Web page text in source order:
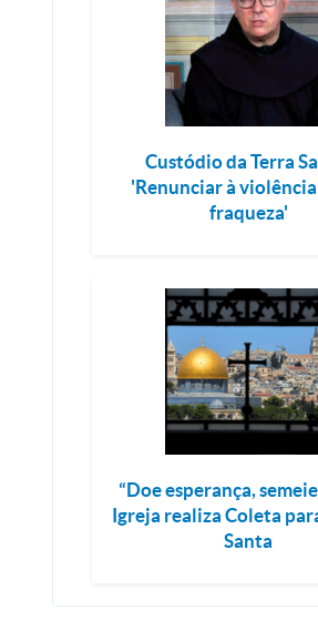
Custódio da Terra
'Renunciar à
fraqueza'
“Doe esperança,
Igreja realiza Coleta
Santa